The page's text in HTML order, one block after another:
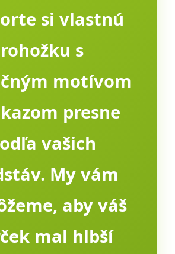
si vlastnú
rohožku s
motívom
presne
vašich
My vám
aby váš
mal hlbší